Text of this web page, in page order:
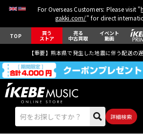
For Overseas Customers: Please visit "
gakki.com/" for direct
TOP 買う
ストア
売る
中古買取
イベント
動画
【重要】熊本県で発生した地震に伴う配送の
詳細検索